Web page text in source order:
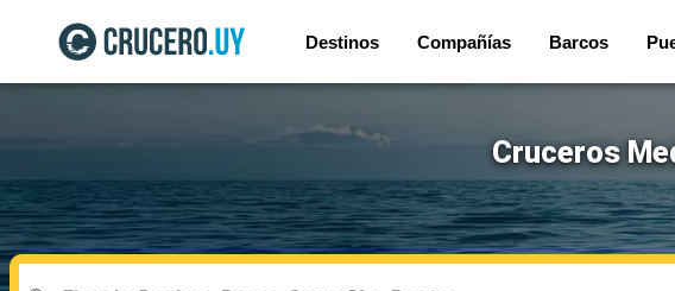
Destinos Compañías Barcos
Cruceros